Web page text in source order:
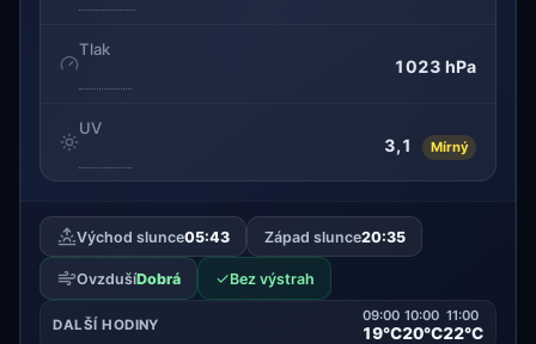
Tlak
1023 hPa
UV
3,1 Mírný
Východ slunce05:43 Západ slunce20:35
OvzdušíDobrá ✓Bez výstrah
DALŠÍ HODINY
09:00
19°C
10:00
20°C
11:00
22°C